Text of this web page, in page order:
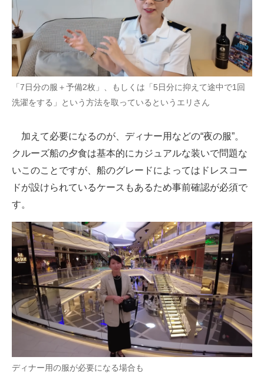
「7日分の服＋予備2枚」、もしくは「5日分に抑えて途中で1回
洗濯をする」という方法を取っているというエリさん
加えて必要になるのが、ディナー用などの“夜の服”。
クルーズ船の夕食は基本的にカジュアルな装いで問題な
いこのことですが、船のグレードによってはドレスコー
ドが設けられているケースもあるため事前確認が必須で
す。
ディナー用の服が必要になる場合も